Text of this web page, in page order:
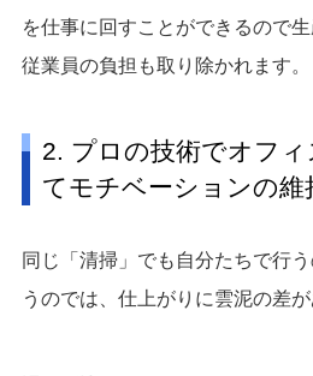
を仕事に回すことができるので生
従業員の負担も取り除かれます。
2. プロの技術でオフ
てモチベーションの維
同じ「清掃」でも自分たちで行
うのでは、仕上がりに雲泥の差が